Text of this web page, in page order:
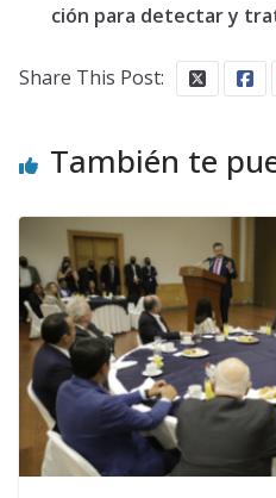
ción para detectar y
Share This Post:
También te